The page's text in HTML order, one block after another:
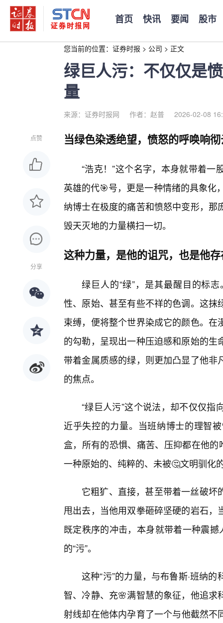
首页 快讯 要闻 股市
您当前的位置： 证券时报 > 公司 > 正文
绿巨人污：不仅仅是
量
来源：证券时报网 作者：赵普 2026-02-08
点赞
分享
当绿色染透绝望，愤怒的呼唤响
“浩克！”这个名字，本身就带着
英雄的代🎯号，更是一种情绪的具象化
纳博士在极度的痛苦和愤怒中变形，
毁天灭地的力量横扫一切。
这种力量，是他的诅咒，也是他
绿巨人的“绿”，是其最醒目的标
性、原始、甚至有些不祥的色调。这
束缚，便将整个世界染成它的颜色。
的勾勒，呈现出一种压迫感和原始的
带着金属质感的绿，则更加凸显了他
的焦点。
“绿巨人污”这个说法，却不仅仅
近乎失控的力量。当班纳博士的理智
盒，所有的恐惧、痛苦、压抑都在他
一种原始的、纯粹的、未被🤔文明驯化
它粗犷、直接，甚至带着一丝破
甩出去，当他用双拳砸碎坚硬的岩石
既定秩序的冲击，本身就带着一种震
的“污”。
这种“污”的力量，与布鲁斯·班纳
智、冷静、充🌸满智慧的象征，他追
射线却在他体内孕育了一个与他截然